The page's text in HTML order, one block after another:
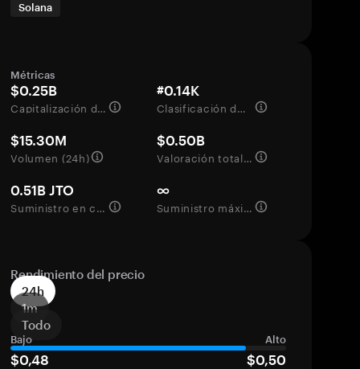
Solana
Métricas
$0.25B
Capitalización de mercado
#0.14K
Clasificación del mercado
$15.30M
Volumen (24h)
$0.50B
Valoración totalmente diluida
0.51B JTO
Suministro en circulación
∞
Suministro máximo
Rendimiento del precio
24h
1m
Todo
Bajo Alto
$0,48 $0,50